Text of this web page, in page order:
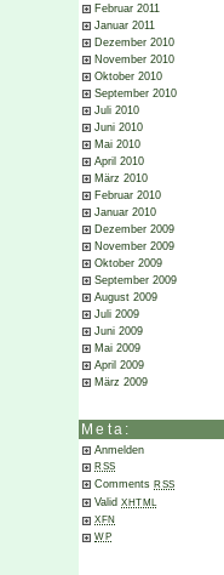
Februar 2011
Januar 2011
Dezember 2010
November 2010
Oktober 2010
September 2010
Juli 2010
Juni 2010
Mai 2010
April 2010
März 2010
Februar 2010
Januar 2010
Dezember 2009
November 2009
Oktober 2009
September 2009
August 2009
Juli 2009
Juni 2009
Mai 2009
April 2009
März 2009
Meta:
Anmelden
RSS
Comments RSS
Valid XHTML
XFN
WP